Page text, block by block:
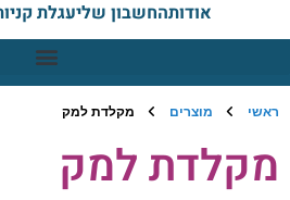
אודותהחשבון שליעגלת
ראשי מוצרים מקלדת למק
מקלדת למק